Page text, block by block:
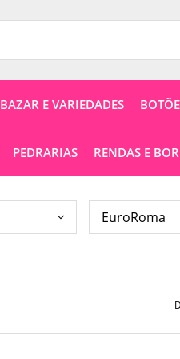
BAZAR E VARIEDADES
PEDRARIAS RENDAS E